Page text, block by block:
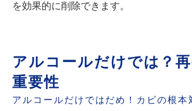
を効果的に削除できます。
アルコールだけでは？
重要性
アルコールだけではだめ！カビの根本